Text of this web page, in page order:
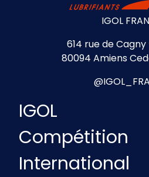
IGOL
614 rue de Cagny
80094 Amiens
IGOL
Compétition
International